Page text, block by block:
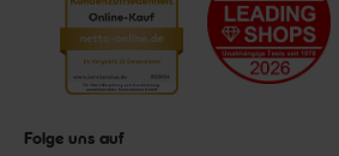
Folge uns auf